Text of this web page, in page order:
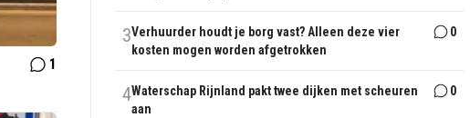
1
3Verhuurder houdt je borg vast? Alleen deze vier
kosten mogen worden afgetrokken
0
4Waterschap Rijnland pakt twee dijken met scheuren
aan
0